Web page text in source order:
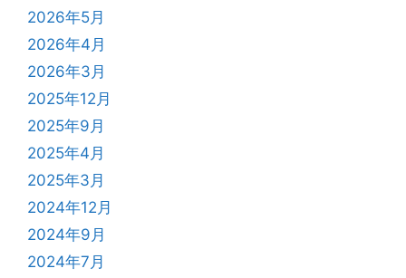
2026年5月
2026年4月
2026年3月
2025年12月
2025年9月
2025年4月
2025年3月
2024年12月
2024年9月
2024年7月